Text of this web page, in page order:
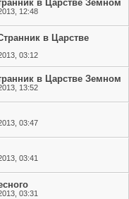
в Царстве Земном
12:48
в Царстве
03:12
в Царстве Земном
13:52
03:47
03:41
03:31